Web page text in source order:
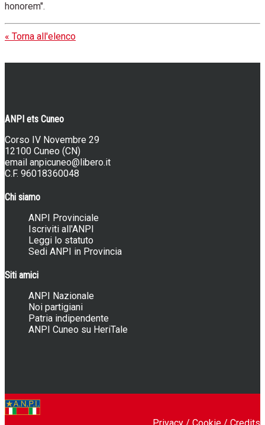
honorem".
« Torna all'elenco
ANPI ets Cuneo
Corso IV Novembre 29
12100 Cuneo (CN)
email anpicuneo@libero.it
C.F. 96018360048
Chi siamo
ANPI Provinciale
Iscriviti all'ANPI
Leggi lo statuto
Sedi ANPI in Provincia
Siti amici
ANPI Nazionale
Noi partigiani
Patria indipendente
ANPI Cuneo su HeriTale